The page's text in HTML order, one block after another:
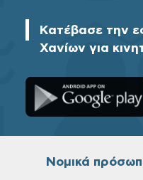
Κατέβασε την
Χανίων για
Νομικά